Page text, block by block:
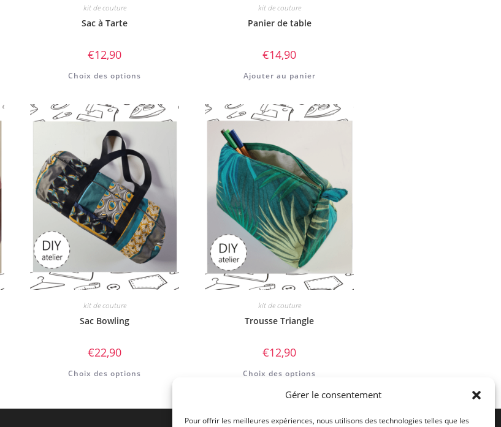
Gérer le consentement
Pour offrir les meilleures expériences, nous utilisons des technologies telles que les
kit de couture
Sac à Tarte
€12,90
Choix des options
kit de couture
Panier de table
€14,90
Ajouter au panier
kit de couture
Sac Bowling
€22,90
Choix des options
kit de couture
Trousse Triangle
€12,90
Choix des options